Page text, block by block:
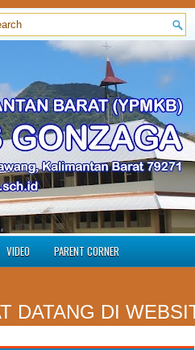
VIDEO PARENT CORNER
DI WEBSITE